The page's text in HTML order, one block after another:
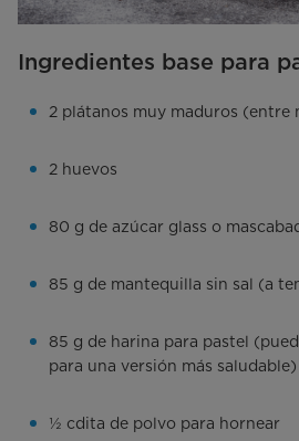
Ingredientes base para
2 plátanos muy maduros (entre
2 huevos
80 g de azúcar glass o
85 g de mantequilla sin sal (a
85 g de harina para pastel
para una versión más saludable)
½ cdita de polvo para hornear